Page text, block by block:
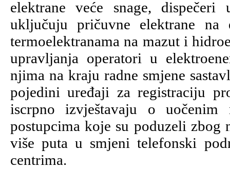
elektrane veće snage,
uključuju pričuvne elektrane na
termoelektranama na mazut i
upravljanja operatori u
njima na kraju radne smjene
pojedini uređaji za registraciju
iscrpno izvještavaju o
postupcima koje su poduzeli zbog
više puta u smjeni telefonski
centrima.